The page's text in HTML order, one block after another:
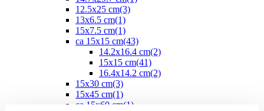
12.5x25 cm(3)
13x6.5 cm(1)
15x7.5 cm(1)
ca 15x15 cm(43)
14.2x16.4 cm(2)
15x15 cm(41)
16.4x14.2 cm(2)
15x30 cm(3)
15x45 cm(1)
ca 15x60 cm(1)